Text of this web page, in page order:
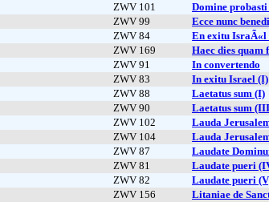
ZWV 101
Domine probasti
ZWV 99
Ecce nunc
ZWV 84
En exitu
ZWV 169
Haec dies quam
ZWV 91
In convertendo
ZWV 83
In exitu Israel (I)
ZWV 88
Laetatus sum (I)
ZWV 90
Laetatus sum
ZWV 102
Lauda
ZWV 104
Lauda
ZWV 87
Laudate
ZWV 81
Laudate pueri
ZWV 82
Laudate pueri
ZWV 156
Litaniae de